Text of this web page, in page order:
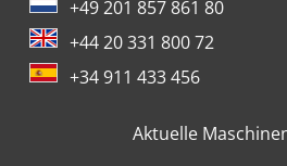
+49 201 857 861 80
+44 20 331 800 72
+34 911 433 456
Aktuelle